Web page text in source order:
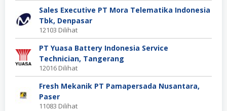
Sales Executive PT Mora Telematika Indonesia
Tbk, Denpasar
12103 Dilihat
PT Yuasa Battery Indonesia Service
Technician, Tangerang
12016 Dilihat
Fresh Mekanik PT Pamapersada Nusantara,
Paser
11083 Dilihat